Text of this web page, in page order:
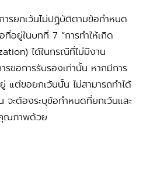
รยกเว้นไม่ปฏิบัติตามข้อกำหนด
อยู่ในบทที่ 7 “การทำให้เกิด
ได้ในกรณีที่ไม่มีงาน
ขอการรับรองเท่านั้น หากมีการ
แต่ขอยกเว้นนั้น ไม่สามารถทำได้
ะต้องระบุข้อกำหนดที่ยกเว้นและ
ณภาพด้วย